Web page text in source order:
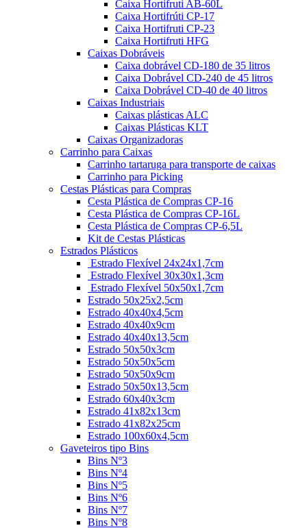
Caixa Hortifruti AB-60L
Caixa Hortifrúti CP-17
Caixa Hortifruti CP-23
Caixa Hortifruti HFG
Caixas Dobráveis
Caixa dobrável CD-180 de 35 litros
Caixa Dobrável CD-240 de 45 litros
Caixa Dobrável CD-40 de 40 litros
Caixas Industriais
Caixas plásticas ALC
Caixas Plásticas KLT
Caixas Organizadoras
Carrinho para Caixas
Carrinho tartaruga para transporte de caixas
Carrinho para Picking
Cestas Plásticas para Compras
Cesta Plástica de Compras CP-16
Cesta Plástica de Compras CP-16L
Cesta Plástica de Compras CP-6,5L
Kit de Cestas Plásticas
Estrados Plásticos
Estrado Flexível 24x24x1,7cm
Estrado Flexível 30x30x1,3cm
Estrado Flexível 50x50x1,7cm
Estrado 50x25x2,5cm
Estrado 40x40x4,5cm
Estrado 40x40x9cm
Estrado 40x40x13,5cm
Estrado 50x50x3cm
Estrado 50x50x5cm
Estrado 50x50x9cm
Estrado 50x50x13,5cm
Estrado 60x40x3cm
Estrado 41x82x13cm
Estrado 41x82x25cm
Estrado 100x60x4,5cm
Gaveteiros tipo Bins
Bins Nº3
Bins Nº4
Bins Nº5
Bins Nº6
Bins Nº7
Bins Nº8